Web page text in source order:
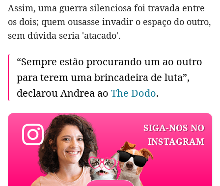
Assim, uma guerra silenciosa foi travada entre
os dois; quem ousasse invadir o espaço do outro,
sem dúvida seria 'atacado'.
“Sempre estão procurando um ao outro
para terem uma brincadeira de luta”,
declarou Andrea ao The Dodo.
SIGA-NOS NO
INSTAGRAM